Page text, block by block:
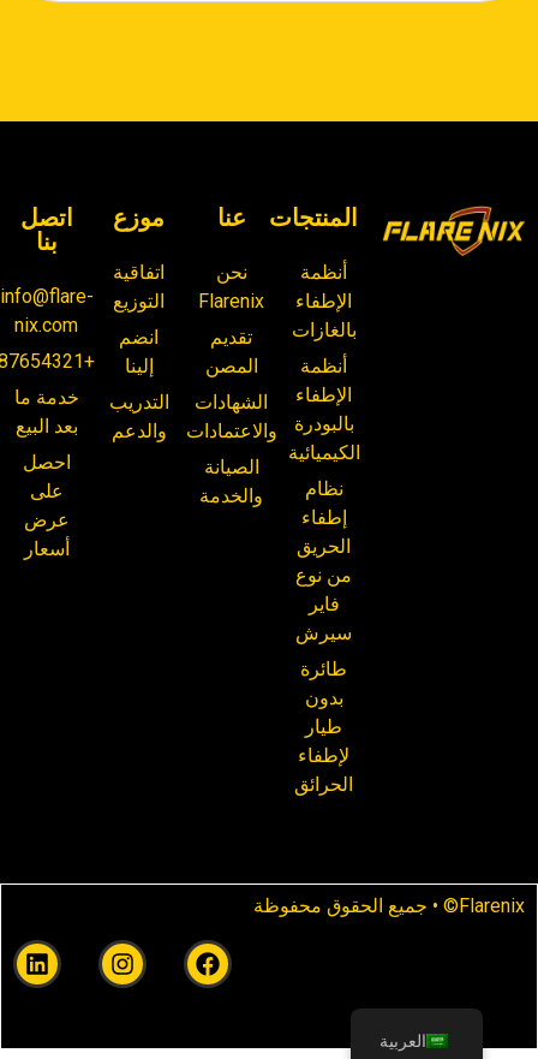
المنتجات
أنظمة
الإطفاء
بالغازات
أنظمة
الإطفاء
بالبودرة
الكيميائية
نظام
إطفاء
الحريق
من نوع
فاير
سيرش
طائرة
بدون
طيار
لإطفاء
الحرائق
عنا
نحن
Flarenix
تقديم
المصن
الشهادات
والاعتمادات
الصيانة
والخدمة
موزع
اتفاقية
التوزيع
انضم
إلينا
التدريب
والدعم
اتصل
بنا
info@flare-
nix.com
+87654321
خدمة ما
بعد البيع
احصل
على
عرض
أسعار
Flarenix© • جميع الحقوق محفوظة
العربية